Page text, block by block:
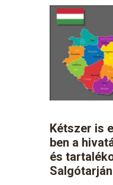
Kétszer is
ben a
és